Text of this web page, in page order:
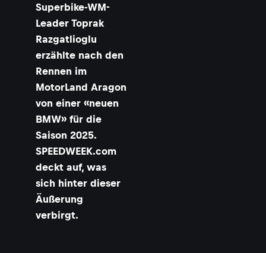
Superbike-WM-
Leader Toprak
Razgatlioglu
erzählte nach den
Rennen im
MotorLand Aragon
von einer «neuen
BMW» für die
Saison 2025.
SPEEDWEEK.com
deckt auf, was
sich hinter dieser
Äußerung
verbirgt.